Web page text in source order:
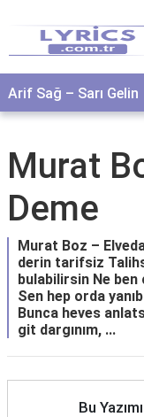
Arif Sağ – Sarı Gelin
Murat
Deme
Murat Boz –
derin tarifsiz
bulabilirsin Ne ben
Sen hep orda
Bunca heves
git dargınım, ...
Bu